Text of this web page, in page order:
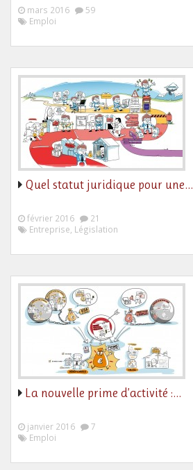
mars 2016
59
Emploi
Quel statut juridique pour une…
février 2016
21
Entreprise, Législation
La nouvelle prime d’activité :…
janvier 2016
7
Emploi